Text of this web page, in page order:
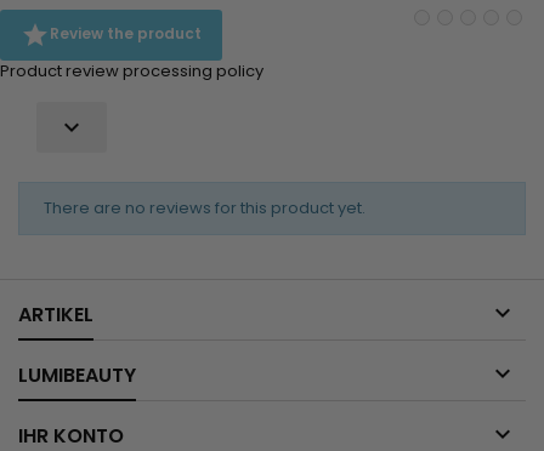
Review the product
Product review processing policy

There are no reviews for this product yet.
ARTIKEL 
LUMIBEAUTY 
IHR KONTO 